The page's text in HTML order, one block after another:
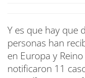
Y es que hay que
personas han
en Europa y
notificaron 11